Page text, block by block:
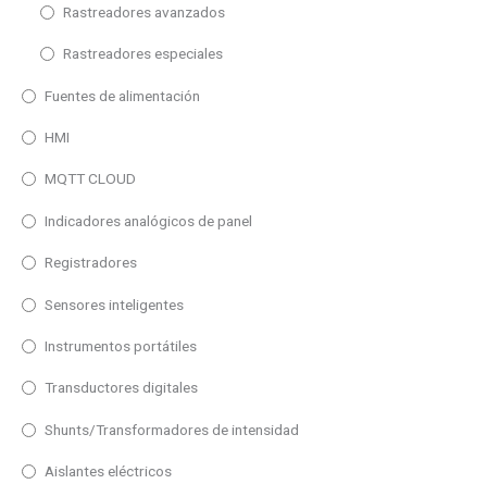
Temperatura/Humedad
Proceso
Temperatura
Repetidor Devicenet
Repetidor Ethernet
Repetidor WiFi
Uso
Exterior
Interior
Rastreadores avanzados
Rastreadores especiales
Fuentes de alimentación
HMI
MQTT CLOUD
Indicadores analógicos de panel
Registradores
Sensores inteligentes
Instrumentos portátiles
Transductores digitales
Shunts/Transformadores de intensidad
Aislantes eléctricos